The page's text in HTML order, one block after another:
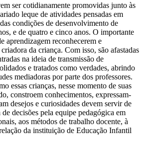
ser cotidianamente promovidas junto às
leque de atividades pensadas em
condições de desenvolvimento de
e de quatro e cinco anos. O importante
aprendizagem reconhecerem e
da criança. Com isso, são afastadas
na ideia de transmissão de
e tratados como verdades, abrindo
mediadoras por parte dos professores.
essas crianças, nesse momento de suas
constroem conhecimentos, expressam-
desejos e curiosidades devem servir de
decisões pela equipe pedagógica em
aos métodos de trabalho docente, à
da instituição de Educação Infantil